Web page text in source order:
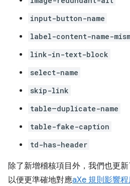
input-button-name
label-content-name-
link-in-text-block
select-name
skip-link
table–duplicate-name
table-fake-caption
td-has-header
除了新增稽核項目外，我們也更
以便更準確地對應aXe 規則影響